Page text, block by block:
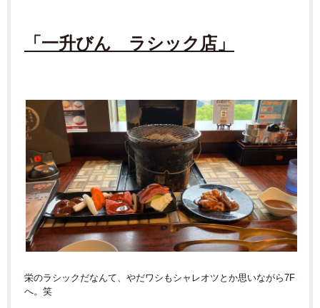
「一升びん ラシック店」
栄のラシックだなんて、やだワシもシャレオツとか思いながら7F
へ。笑